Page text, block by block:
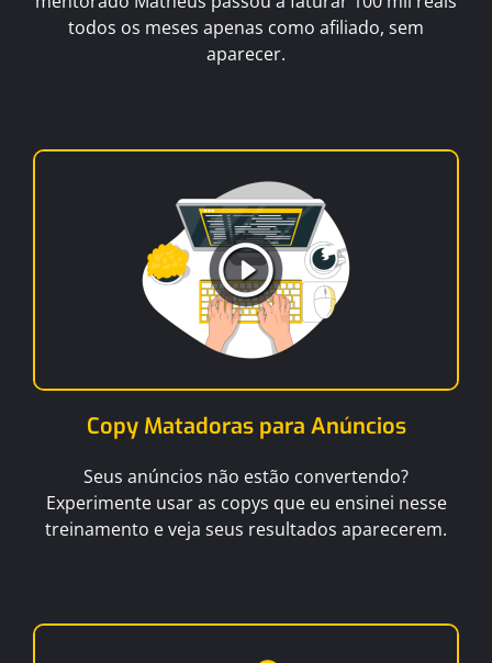
todos os meses apenas como afiliado, sem
aparecer.
Copy Matadoras para Anúncios
Seus anúncios não estão convertendo?
Experimente usar as copys que eu ensinei nesse
treinamento e veja seus resultados aparecerem.